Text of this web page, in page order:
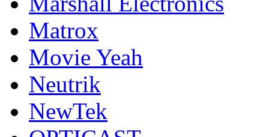
Matrox
Movie Yeah
Neutrik
NewTek